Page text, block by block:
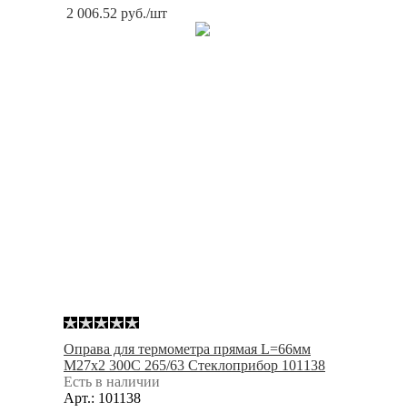
2 006.52 руб./шт
Оправа для термометра прямая L=66мм
M27x2 300С 265/63 Стеклоприбор 101138
Есть в наличии
Арт.: 101138